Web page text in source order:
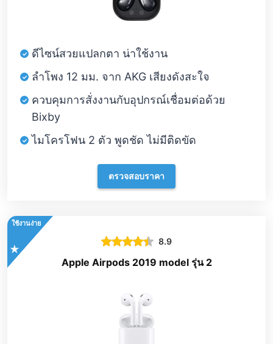
ดีไซน์สวยแปลกตา น่าใช้งาน
ลำโพง 12 มม. จาก AKG เสียงดังสะใจ
ควบคุมการสั่งงานกับอุปกรณ์เชื่อมต่อด้วย
Bixby
ไมโครโฟน 2 ตัว พูดชัด ไม่มีติดขัด
ตรวจสอบราคา
ใช้งานง่าย
8.9
Apple Airpods 2019 model รุ่น 2